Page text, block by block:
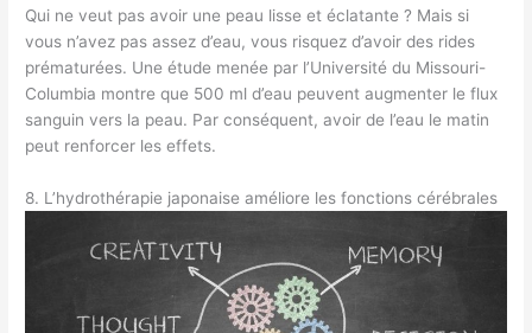
Qui ne veut pas avoir une peau lisse et éclatante ? Mais si
vous n’avez pas assez d’eau, vous risquez d’avoir des rides
prématurées. Une étude menée par l’Université du Missouri-
Columbia montre que 500 ml d’eau peuvent augmenter le flux
sanguin vers la peau. Par conséquent, avoir de l’eau le matin
peut renforcer les effets.
8. L’hydrothérapie japonaise améliore les fonctions cérébrales